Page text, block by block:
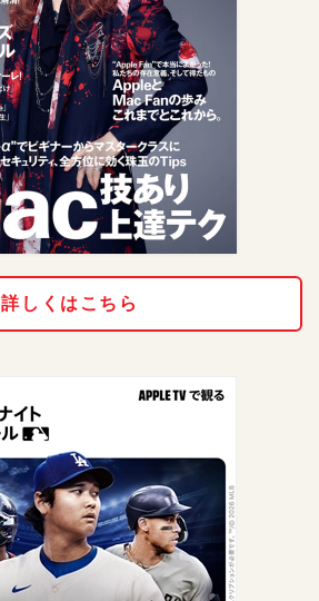
詳しくはこちら